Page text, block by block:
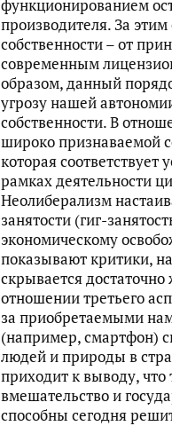
функционированием
производителя. За
собственности – от
современным
образом, данный
угрозу нашей
собственности. В
широко признаваемой
которая соответствует
рамках деятельности
Неолиберализм
занятости (гиг-
экономическому
показывают критики,
скрывается
отношении третьего
за приобретаемыми
(например, смартфон)
людей и природы в
приходит к выводу, что
вмешательство и
способны сегодня